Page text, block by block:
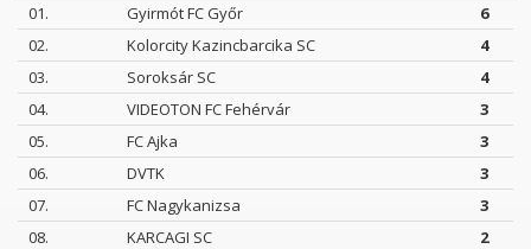
01.
Gyirmót FC Győr
6
02.
Kolorcity Kazincbarcika SC
4
03.
Soroksár SC
4
04.
VIDEOTON FC Fehérvár
3
05.
FC Ajka
3
06.
DVTK
3
07.
FC Nagykanizsa
3
08.
KARCAGI SC 2